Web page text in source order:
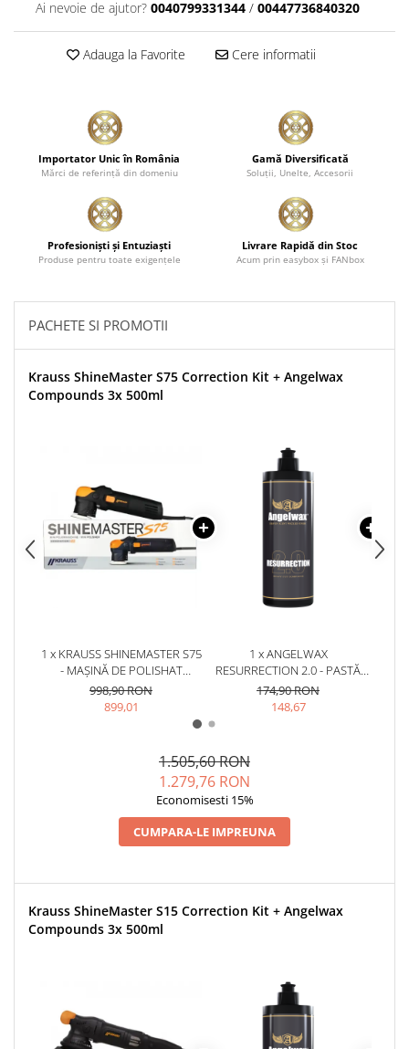
Ai nevoie de ajutor? 0040799331344 / 00447736840320
Adauga la Favorite Cere informatii
Importator Unic în România
Mărci de referinţă din domeniu
Gamă Diversificată
Soluţii, Unelte, Accesorii
Profesionişti şi Entuziaşti
Produse pentru toate exigenţele
Livrare Rapidă din Stoc
Acum prin easybox şi FANbox
PACHETE SI PROMOTII
Krauss ShineMaster S75 Correction Kit + Angelwax
Compounds 3x 500ml
1 x KRAUSS SHINEMASTER S75
- MAȘINĂ DE POLISHAT
ORBITALĂ (12MM)
998,90 RON
899,01
1 x ANGELWAX
RESURRECTION 2.0 - PASTĂ
POLISH ABRAZIVĂ (HEAVY
CUT, 500ML)
174,90 RON
148,67
1.505,60 RON
1.279,76 RON
Economisesti 15%
CUMPARA-LE IMPREUNA
Krauss ShineMaster S15 Correction Kit + Angelwax
Compounds 3x 500ml